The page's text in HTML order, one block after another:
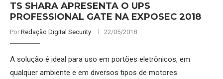
TS SHARA APRESENTA O UPS
PROFESSIONAL GATE NA EXPOSEC 2018
Por Redação Digital Security 22/05/2018
A solução é ideal para uso em portões eletrônicos, em
qualquer ambiente e em diversos tipos de motores